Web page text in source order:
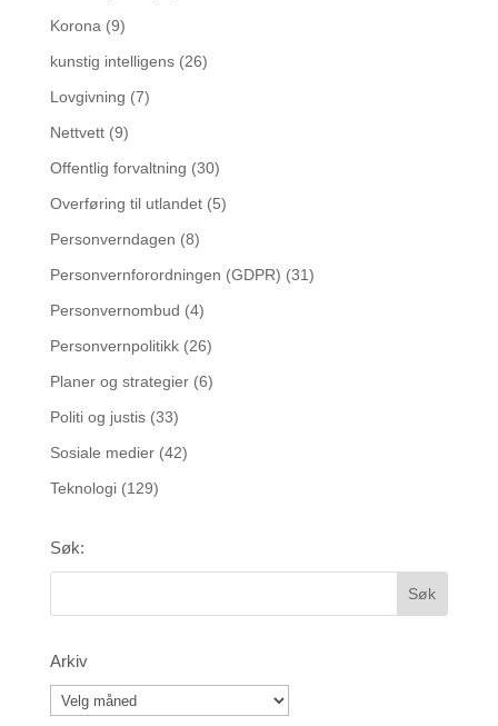
Korona (9)
kunstig intelligens(26)
Lovgivning (7)
Nettvett(9)
Offentlig forvaltning (30)
Overføring til utlandet(5)
Personverndagen (8)
Personvernforordningen (GDPR) (31)
Personvernombud (4)
Personvernpolitikk(26)
Planer og strategier(6)
Politi og justis(33)
Sosiale medier(42)
Teknologi(129)
Søk:
Arkiv